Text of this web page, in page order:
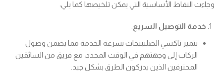
وجاءت النقاط الأساسية التي يمكن تلخيصها كما يلي:
خدمة التوصيل السريع:
تتميز تاكسي الصليبيخات بسرعة الخدمة مما يضمن وصول
الركاب إلى وجهتهم في الوقت المحدد، مع فريق من السائقين
المحترفين الذين يدركون الطرق بشكل جيد.